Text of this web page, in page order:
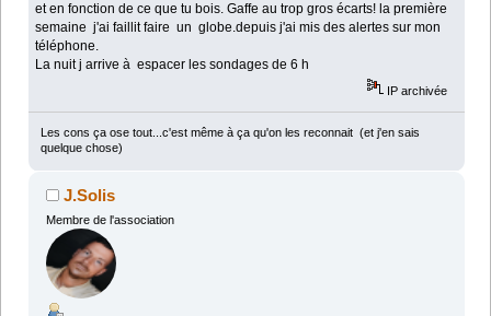
et en fonction de ce que tu bois. Gaffe au trop gros écarts! la première
semaine j'ai faillit faire un globe.depuis j'ai mis des alertes sur mon
téléphone.
La nuit j arrive à espacer les sondages de 6 h
IP archivée
Les cons ça ose tout...c'est même à ça qu'on les reconnait (et j'en sais
quelque chose)
J.Solis
Membre de l'association